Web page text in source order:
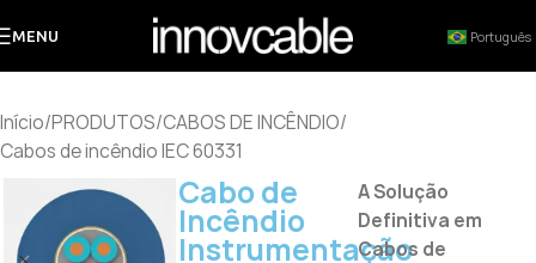
MENU Português
Início/PRODUTOS/CABOS DE INCÊNDIO/
Cabos de incêndio IEC 60331
Cabo de
Incêndio
Instrumentação
A Solução
Definitiva em
Cabos de